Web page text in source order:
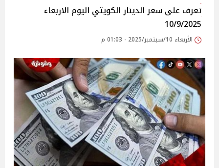
تعرف على سعر الدينار الكويتي اليوم الاربعاء
10/9/2025
الأربعاء 10/سبتمبر/2025 - 01:03 م